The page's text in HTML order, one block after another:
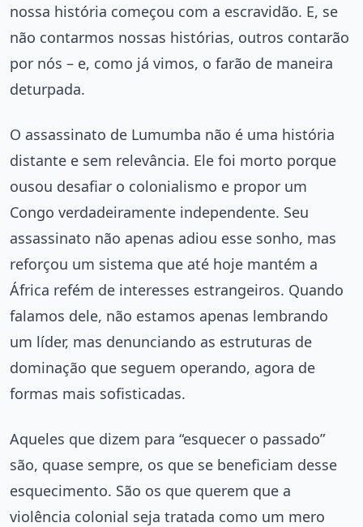
nossa história começou com a escravidão. E, se
não contarmos nossas histórias, outros contarão
por nós – e, como já vimos, o farão de maneira
deturpada.
O assassinato de Lumumba não é uma história
distante e sem relevância. Ele foi morto porque
ousou desafiar o colonialismo e propor um
Congo verdadeiramente independente. Seu
assassinato não apenas adiou esse sonho, mas
reforçou um sistema que até hoje mantém a
África refém de interesses estrangeiros. Quando
falamos dele, não estamos apenas lembrando
um líder, mas denunciando as estruturas de
dominação que seguem operando, agora de
formas mais sofisticadas.
Aqueles que dizem para “esquecer o passado”
são, quase sempre, os que se beneficiam desse
esquecimento. São os que querem que a
violência colonial seja tratada como um mero